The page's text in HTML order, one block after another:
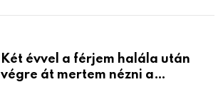
Két évvel a férjem halála után
végre át mertem nézni a